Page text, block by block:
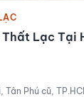
Lạc Tại
Tân Phú cũ,